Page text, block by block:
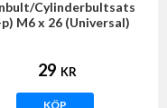
Cylinderbultsats
M6 x 26 (Universal)
29 KR
KÖP